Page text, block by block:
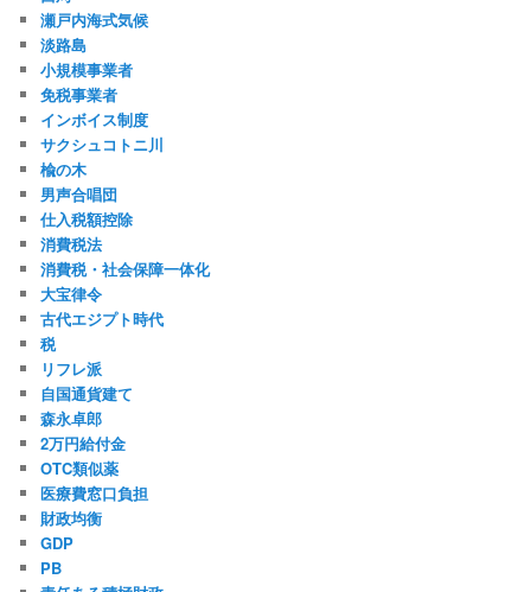
瀬戸内海式気候
淡路島
小規模事業者
免税事業者
インボイス制度
サクシュコトニ川
楡の木
男声合唱団
仕入税額控除
消費税法
消費税・社会保障一体化
大宝律令
古代エジプト時代
税
リフレ派
自国通貨建て
森永卓郎
2万円給付金
OTC類似薬
医療費窓口負担
財政均衡
GDP
PB